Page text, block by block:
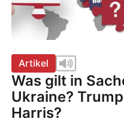
Artikel
Was gilt in
Ukraine?
Harris?